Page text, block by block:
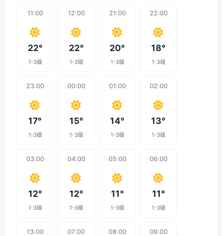
11:00
22°
1-3级
12:00
22°
1-3级
21:00
20°
1-3级
22:00
18°
1-3级
23:00
17°
1-3级
00:00
15°
1-3级
01:00
14°
1-3级
02:00
13°
1-3级
03:00
12°
1-3级
04:00
12°
1-3级
05:00
11°
1-3级
06:00
11°
1-3级
13:00 07:00 08:00 09:00